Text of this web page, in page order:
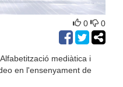
0 0
mediàtica i
en l'ensenyament de